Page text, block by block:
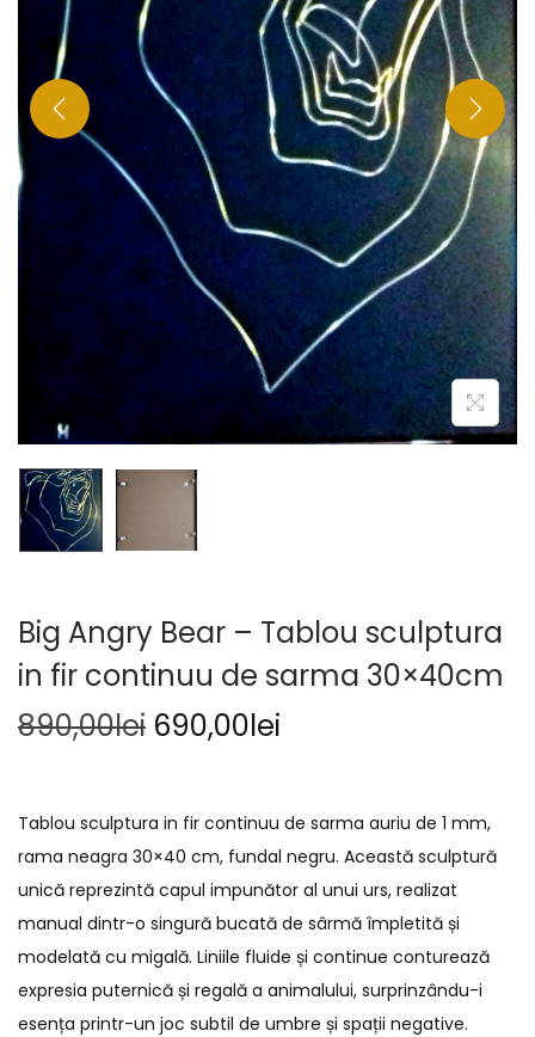
Big Angry Bear – Tablou sculptura
in fir continuu de sarma 30×40cm
890,00lei 690,00lei
Tablou sculptura in fir continuu de sarma auriu de 1 mm,
rama neagra 30×40 cm, fundal negru. Această sculptură
unică reprezintă capul impunător al unui urs, realizat
manual dintr-o singură bucată de sârmă împletită și
modelată cu migală. Liniile fluide și continue conturează
expresia puternică și regală a animalului, surprinzându-i
esența printr-un joc subtil de umbre și spații negative.